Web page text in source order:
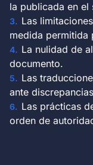
la publicada en el
Las
medida permitida
La nulidad de
documento.
Las
ante
Las prácticas
orden de